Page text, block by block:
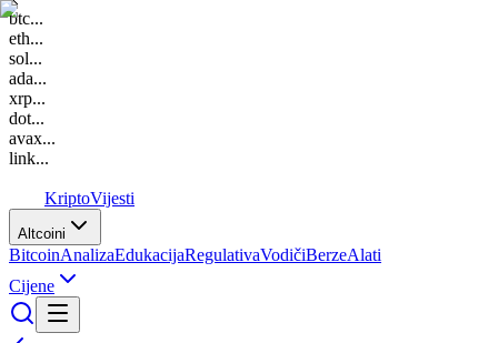
btc...
eth...
sol...
ada...
xrp...
dot...
avax...
link...
KriptoVijesti
Altcoini
BitcoinAnalizaEdukacijaRegulativaVodičiBerzeAlati
Cijene